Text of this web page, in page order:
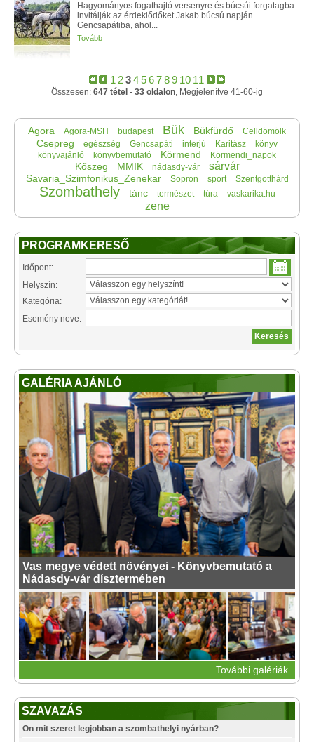
Hagyományos fogathajtó versenyre és búcsúi forgatagba
invitálják az érdeklődőket Jakab búcsú napján
Gencsapátiba, ahol...
Tovább
1 23456789 10 11
Összesen: 647 tétel - 33 oldalon, Megjelenítve 41-60-ig
Agora Agora-MSH budapest Bük Bükfürdő Celldömölk
Csepreg egészség Gencsapáti interjú Karitász
könyv
könyvajánló
könyvbemutató Körmend Körmendi_napok
Kőszeg MMIK nádasdy-vár sárvár
Savaria_Szimfonikus_Zenekar Sopron sport Szentgotthárd
Szombathely tánc természet túra vaskarika.hu
zene
PROGRAMKERESŐ
Időpont:
Helyszín:
Kategória:
Esemény neve:
GALÉRIA AJÁNLÓ
Vas megye védett növényei - Könyvbemutató a
Nádasdy-vár dísztermében
További galériák
SZAVAZÁS
Ön mit szeret legjobban a szombathelyi nyárban?